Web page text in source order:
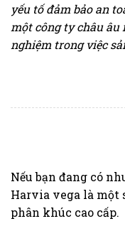
yếu tố đảm bảo an
một công ty châu
nghiệm trong việc
Nếu bạn đang có
Harvia vega là một
phân khúc cao cấp.